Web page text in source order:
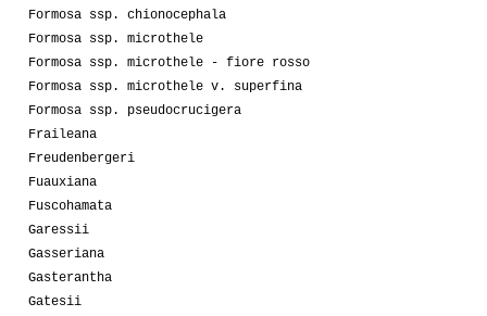
Formosa ssp. chionocephala
Formosa ssp. microthele
Formosa ssp. microthele - fiore rosso
Formosa ssp. microthele v. superfina
Formosa ssp. pseudocrucigera
Fraileana
Freudenbergeri
Fuauxiana
Fuscohamata
Garessii
Gasseriana
Gasterantha
Gatesii